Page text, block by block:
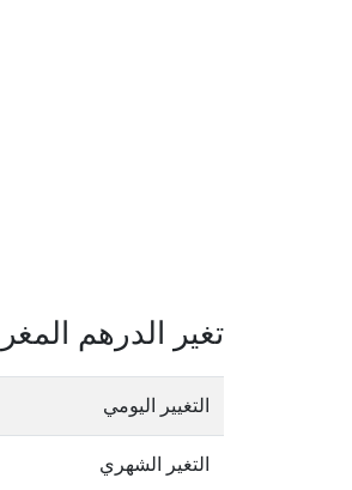
تغير الدرهم
التغيير اليومي
التغير الشهري